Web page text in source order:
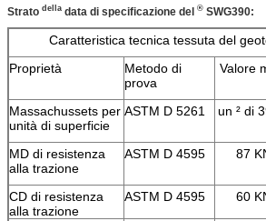
Strato della data di specificazione del ® SWG390:
Caratteristica tecnica tessuta del
Proprietà
Metodo di
prova
Valore
Massachussets per
unità di superficie
ASTM D 5261 un ² di
MD di resistenza
alla trazione
ASTM D 4595 87
CD di resistenza
alla trazione
ASTM D 4595 60